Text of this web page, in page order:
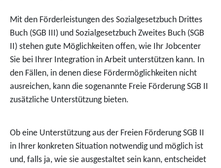
Mit den Förderleistungen des Sozialgesetzbuch Drittes
Buch (SGB III) und Sozialgesetzbuch Zweites Buch (SGB
II) stehen gute Möglichkeiten offen, wie Ihr Jobcenter
Sie bei Ihrer Integration in Arbeit unterstützen kann. In
den Fällen, in denen diese Fördermöglichkeiten nicht
ausreichen, kann die sogenannte Freie Förderung SGB II
zusätzliche Unterstützung bieten.
Ob eine Unterstützung aus der Freien Förderung SGB II
in Ihrer konkreten Situation notwendig und möglich ist
und, falls ja, wie sie ausgestaltet sein kann, entscheidet